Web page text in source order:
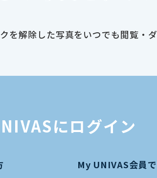
解除した写真をいつでも閲覧・
にログイン
My UNIVAS会員